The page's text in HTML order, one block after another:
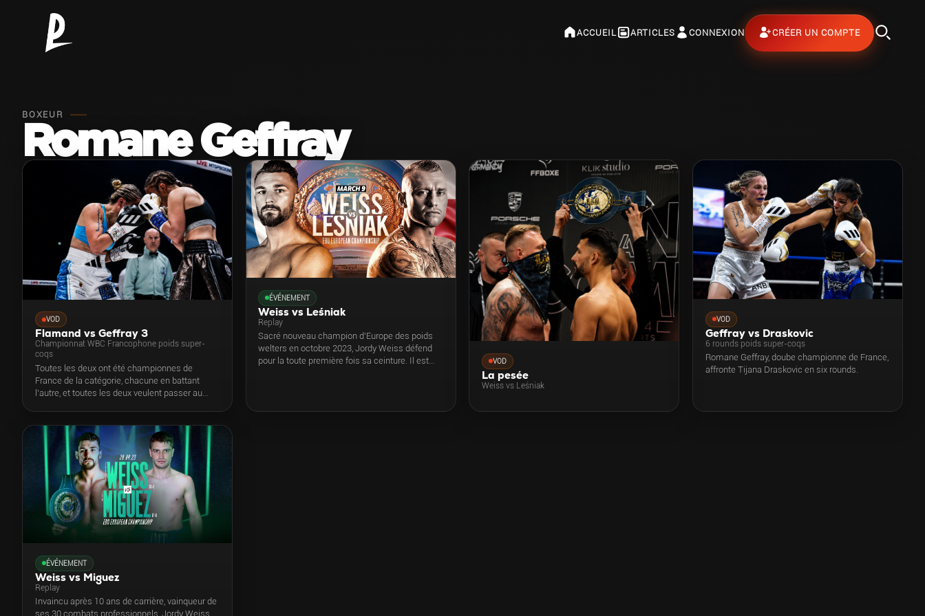
ACCUEIL ARTICLES CONNEXION CRÉER UN COMPTE
BOXEUR
Romane Geffray
VOD
Flamand vs Geffray 3
Championnat WBC Francophone poids super-
coqs
Toutes les deux ont été championnes de
France de la catégorie, chacune en battant
l’autre, et toutes les deux veulent passer au
rencontrent pour la troisième fois. Cette fois-ci,
pour le titre WBC Francophone des poids
super-coqs, avec 10 rounds pour se départager.
ÉVÉNEMENT
Weiss vs Leśniak
Replay
Sacré nouveau champion d'Europe des poids
welters en octobre 2023, Jordy Weiss défend
pour la toute première fois sa ceinture. Il est
le champion EBU Silver invaincu des poids
VOD
La pesée
Weiss vs Leśniak
VOD
Geffray vs Draskovic
6 rounds poids super-coqs
Romane Geffray, doube championne de France,
affronte Tijana Draskovic en six rounds.
ÉVÉNEMENT
Weiss vs Miguez
Replay
Invaincu après 10 ans de carrière, vainqueur de
ses 30 combats professionnels, Jordy Weiss